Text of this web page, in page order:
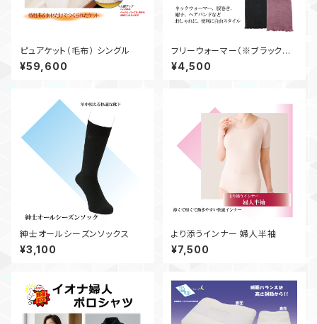
ピュアケット（毛布） シングル
¥59,600
フリーウォーマー（※ブラックの
み）
¥4,500
紳士オールシーズンソックス
¥3,100
より添うインナー 婦人半袖
¥7,500